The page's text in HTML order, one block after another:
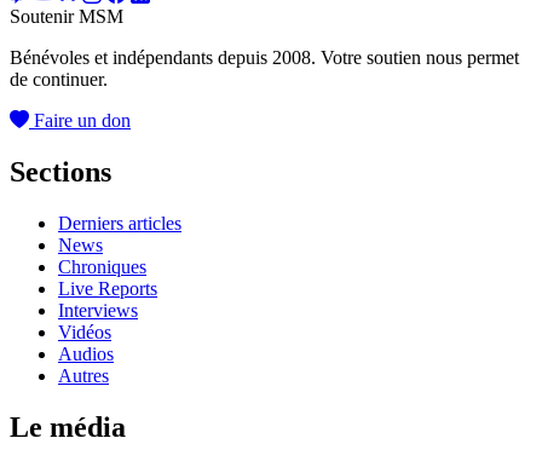
Soutenir MSM
Bénévoles et indépendants depuis 2008. Votre soutien nous permet
de continuer.
Faire un don
Sections
Derniers articles
News
Chroniques
Live Reports
Interviews
Vidéos
Audios
Autres
Le média